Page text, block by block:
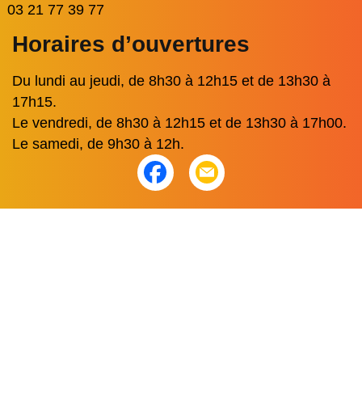
03 21 77 39 77
Horaires d’ouvertures
Du lundi au jeudi, de 8h30 à 12h15 et de 13h30 à
17h15.
Le vendredi, de 8h30 à 12h15 et de 13h30 à 17h00.
Le samedi, de 9h30 à 12h.